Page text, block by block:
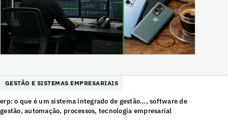
GESTÃO E SISTEMAS EMPRESARIAIS
erp: o que é um sistema integrado de gestão…, software de
gestão, automação, processos, tecnologia empresarial